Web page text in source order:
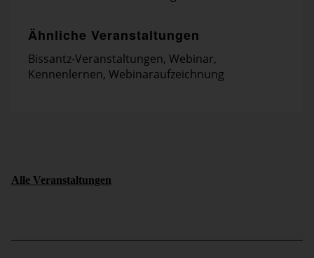
Ähnliche Veranstaltungen
Bissantz-Veranstaltungen, Webinar,
Kennenlernen, Webinaraufzeichnung
Alle Veranstaltungen